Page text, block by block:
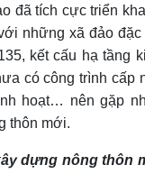
đã tích cực triển
những xã đảo đặc
kết cấu hạ tầng
có công trình cấp
hoạt… nên gặp
thôn mới.
dựng nông thôn